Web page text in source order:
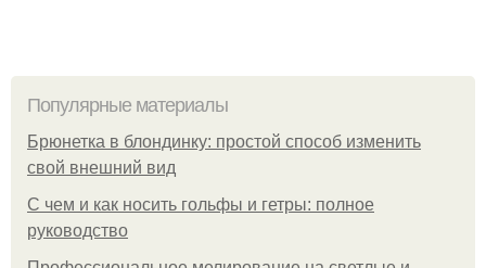
Популярные материалы
Брюнетка в блондинку: простой способ изменить
свой внешний вид
С чем и как носить гольфы и гетры: полное
руководство